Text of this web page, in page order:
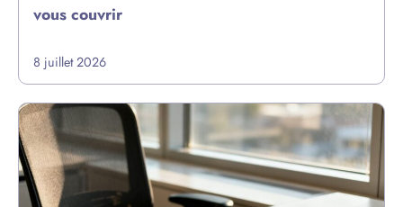
vous couvrir
8 juillet 2026